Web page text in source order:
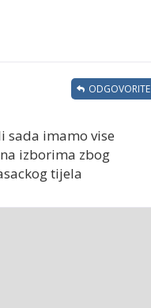
sada imamo vise
izborima zbog
tijela
ODGOVORITE